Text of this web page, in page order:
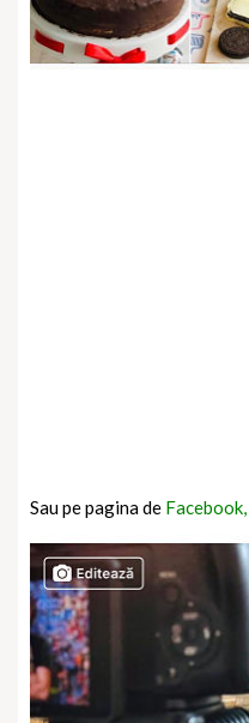
Sau pe pagina de Facebook,